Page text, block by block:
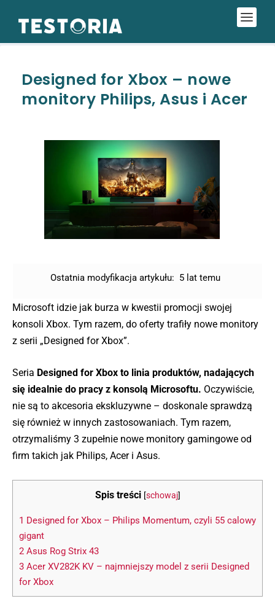
Designed for Xbox – nowe
monitory Philips, Asus i Acer
Ostatnia modyfikacja artykułu: 5 lat temu
Microsoft idzie jak burza w kwestii promocji swojej
konsoli Xbox. Tym razem, do oferty trafiły nowe monitory
z serii „Designed for Xbox”.
Seria Designed for Xbox to linia produktów, nadających
się idealnie do pracy z konsolą Microsoftu. Oczywiście,
nie są to akcesoria ekskluzywne – doskonale sprawdzą
się również w innych zastosowaniach. Tym razem,
otrzymaliśmy 3 zupełnie nowe monitory gamingowe od
firm takich jak Philips, Acer i Asus.
Spis treści [schowaj]
1 Designed for Xbox – Philips Momentum, czyli 55 calowy
gigant
2 Asus Rog Strix 43
3 Acer XV282K KV – najmniejszy model z serii Designed
for Xbox